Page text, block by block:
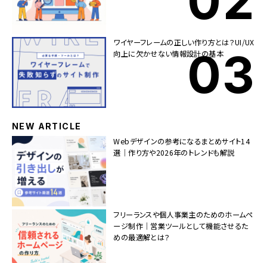
ワイヤーフレームの正しい作り方とは？UI/UX
向上に欠かせない情報設計の基本
NEW ARTICLE
Webデザインの参考になるまとめサイト14
選｜作り方や2026年のトレンドも解説
フリーランスや個人事業主のためのホームペ
ージ制作｜営業ツールとして機能させるた
めの最適解とは？